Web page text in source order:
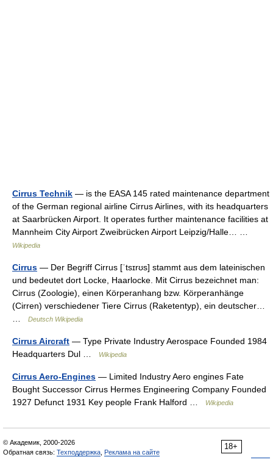
Cirrus Technik — is the EASA 145 rated maintenance department
of the German regional airline Cirrus Airlines, with its headquarters
at Saarbrücken Airport. It operates further maintenance facilities at
Mannheim City Airport Zweibrücken Airport Leipzig/Halle… …
Wikipedia
Cirrus — Der Begriff Cirrus [ˈtsɪrʊs] stammt aus dem lateinischen
und bedeutet dort Locke, Haarlocke. Mit Cirrus bezeichnet man:
Cirrus (Zoologie), einen Körperanhang bzw. Körperanhänge
(Cirren) verschiedener Tiere Cirrus (Raketentyp), ein deutscher…
Deutsch Wikipedia
Cirrus Aircraft — Type Private Industry Aerospace Founded 1984
Headquarters Dul …
Wikipedia
Cirrus Aero-Engines — Limited Industry Aero engines Fate
Bought Successor Cirrus Hermes Engineering Company Founded
1927 Defunct 1931 Key people Frank Halford …
Wikipedia
18+
© Академик, 2000-2026
Обратная связь: Техподдержка Реклама на сайте